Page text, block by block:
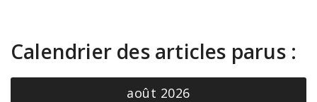
Calendrier des articles parus :
août 2026